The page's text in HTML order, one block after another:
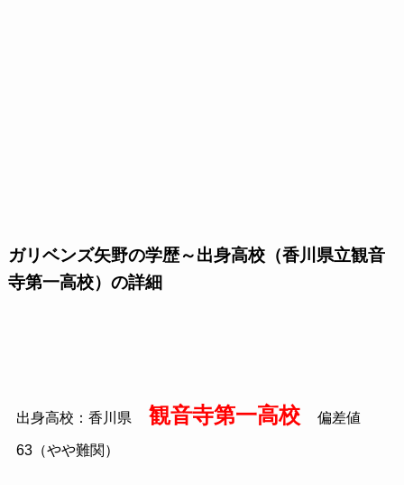
ガリベンズ矢野の学歴～出身高校（香川県立観音
寺第一高校）の詳細
出身高校：香川県 観音寺第一高校 偏差値
63（やや難関）